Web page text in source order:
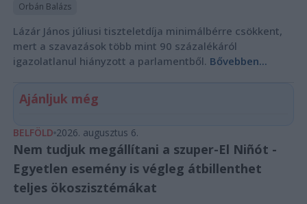
Orbán Balázs
Lázár János júliusi tiszteletdíja minimálbérre csökkent,
mert a szavazások több mint 90 százalékáról
igazolatlanul hiányzott a parlamentből. Bővebben...
Ajánljuk még
BELFÖLD 2026. augusztus 6.
Nem tudjuk megállítani a szuper-El Niñót -
Egyetlen esemény is végleg átbillenthet
teljes ökoszisztémákat